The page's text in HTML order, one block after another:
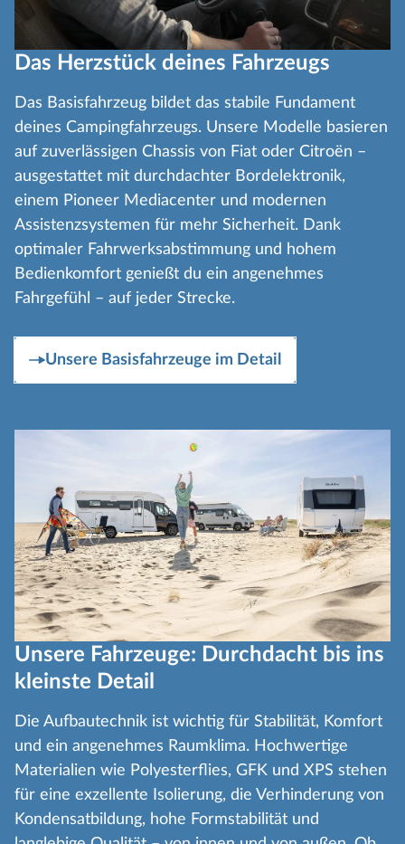
Das Herzstück deines Fahrzeugs
Das Basisfahrzeug bildet das stabile Fundament
deines Campingfahrzeugs. Unsere Modelle basieren
auf zuverlässigen Chassis von Fiat oder Citroën –
ausgestattet mit durchdachter Bordelektronik,
einem Pioneer Mediacenter und modernen
Assistenzsystemen für mehr Sicherheit. Dank
optimaler Fahrwerksabstimmung und hohem
Bedienkomfort genießt du ein angenehmes
Fahrgefühl – auf jeder Strecke.
Unsere Basisfahrzeuge im Detail
Unsere Fahrzeuge: Durchdacht bis ins
kleinste Detail
Die Aufbautechnik ist wichtig für Stabilität, Komfort
und ein angenehmes Raumklima. Hochwertige
Materialien wie Polyesterflies, GFK und XPS stehen
für eine exzellente Isolierung, die Verhinderung von
Kondensatbildung, hohe Formstabilität und